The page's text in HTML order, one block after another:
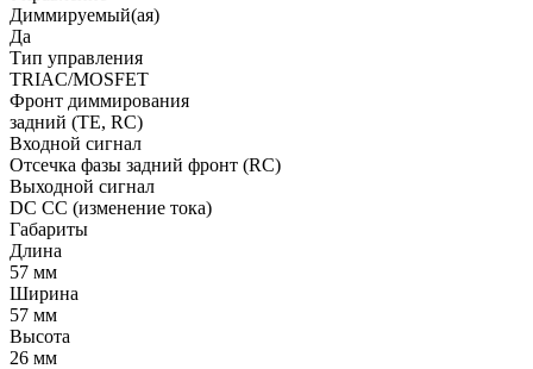
Диммируемый(ая)
Да
Тип управления
TRIAC/MOSFET
Фронт диммирования
задний (TE, RC)
Входной сигнал
Отсечка фазы задний фронт (RC)
Выходной сигнал
DC CC (изменение тока)
Габариты
Длина
57 мм
Ширина
57 мм
Высота
26 мм